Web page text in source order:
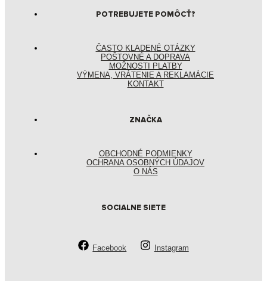
POTREBUJETE POMÔCŤ?
ČASTO KLADENÉ OTÁZKY
POŠTOVNÉ A DOPRAVA
MOŽNOSTI PLATBY
VÝMENA, VRÁTENIE A REKLAMÁCIE
KONTAKT
ZNAČKA
OBCHODNÉ PODMIENKY
OCHRANA OSOBNÝCH ÚDAJOV
O NÁS
SOCIALNE SIETE
Facebook Instagram